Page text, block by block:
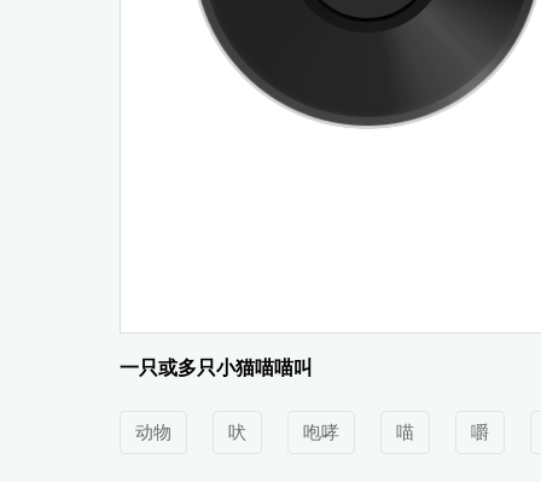
一只或多只小猫喵喵叫
动物 吠 咆哮 喵 嚼